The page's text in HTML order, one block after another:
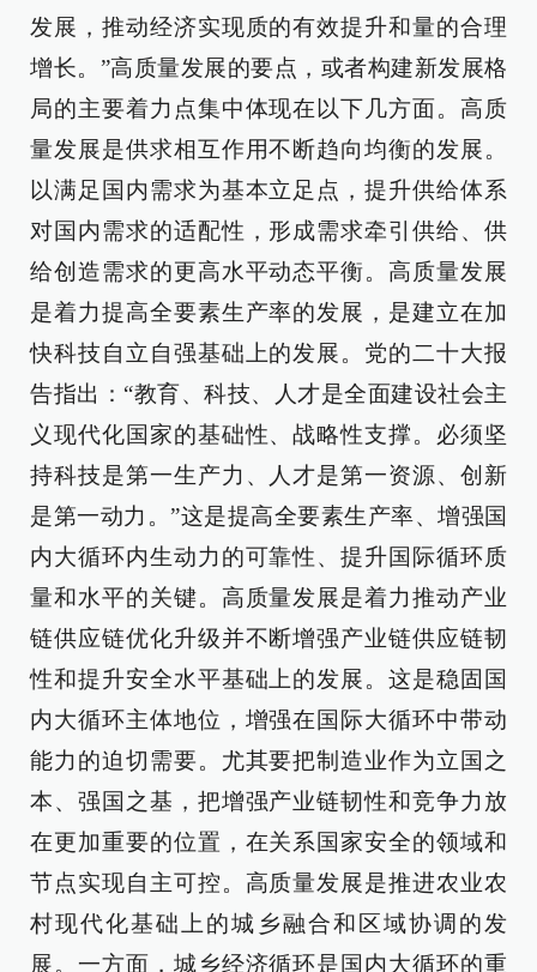
发展，推动经济实现质的有效提升和量的合理
增长。”高质量发展的要点，或者构建新发展格
局的主要着力点集中体现在以下几方面。高质
量发展是供求相互作用不断趋向均衡的发展。
以满足国内需求为基本立足点，提升供给体系
对国内需求的适配性，形成需求牵引供给、供
给创造需求的更高水平动态平衡。高质量发展
是着力提高全要素生产率的发展，是建立在加
快科技自立自强基础上的发展。党的二十大报
告指出：“教育、科技、人才是全面建设社会主
义现代化国家的基础性、战略性支撑。必须坚
持科技是第一生产力、人才是第一资源、创新
是第一动力。”这是提高全要素生产率、增强国
内大循环内生动力的可靠性、提升国际循环质
量和水平的关键。高质量发展是着力推动产业
链供应链优化升级并不断增强产业链供应链韧
性和提升安全水平基础上的发展。这是稳固国
内大循环主体地位，增强在国际大循环中带动
能力的迫切需要。尤其要把制造业作为立国之
本、强国之基，把增强产业链韧性和竞争力放
在更加重要的位置，在关系国家安全的领域和
节点实现自主可控。高质量发展是推进农业农
村现代化基础上的城乡融合和区域协调的发
展。一方面，城乡经济循环是国内大循环的重